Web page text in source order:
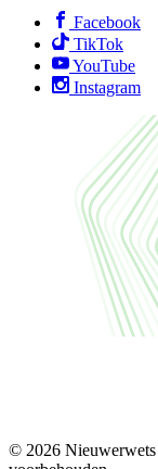
Facebook
TikTok
YouTube
Instagram
© 2026